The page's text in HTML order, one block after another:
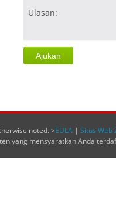
Ulasan:
noted. >EULA | Situs Web
yang mensyaratkan Anda